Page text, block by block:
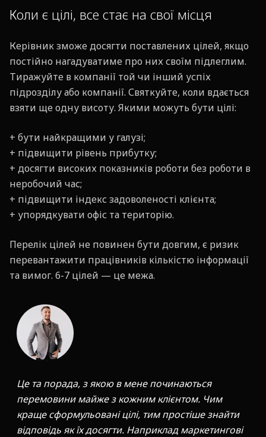
Коли є цілі, все стає на свої місця
Керівник зможе досягти поставлених цілей, якщо
постійно нагадуватиме про них своїм підлеглим.
Тиражуйте в компанії той чи інший успіх
підрозділу або компанії. Святкуйте, коли вдається
взяти ще одну висоту. Якими можуть бути цілі:
+ бути найкращими у галузі;
+ підвищити рівень прибутку;
+ досягти високих показників роботи без роботи в
неробочий час;
+ підвищити індекс задоволеності клієнта;
+ упорядкувати офіс та територію.
Перелік цілей не повинен бути довгим, є ризик
перевантажити працівників кількістю інформації
та вимог. 6-7 цілей — це межа.
Це та порада, з якою в мене починаються
перемовини майже з кожним клієнтом. Чим
краще сформульовані цілі, тим простіше знайти
відповідь як їх досягти. Наприклад маркетингові